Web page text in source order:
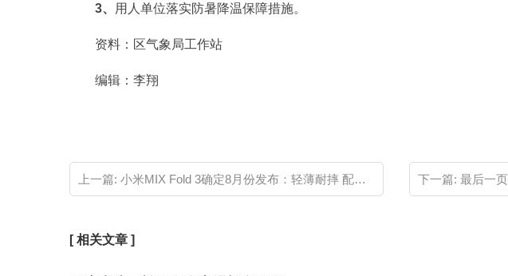
3、 用人单位落实防暑降温保障措施。
资料：区气象局工作站
编辑：李翔
上一篇: 小米MIX Fold 3确定8月份发布：轻薄耐摔 配置超多 下一篇:最后一页
[ 相关文章 ]